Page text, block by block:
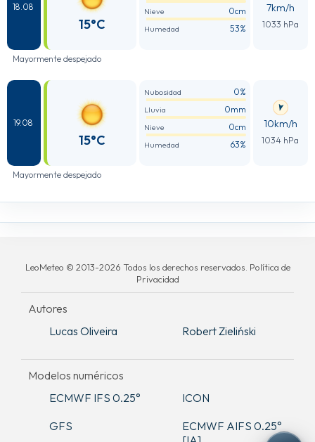
18.08
15°C
Nieve 0cm
Humedad 53%
7km/h
1033 hPa
Mayormente despejado
19.08
15°C
Nubosidad 0%
Lluvia 0mm
Nieve 0cm
Humedad 63%
10km/h
1034 hPa
Mayormente despejado
LeoMeteo © 2013-2026 Todos los derechos reservados. Política de
Privacidad
Autores
Lucas Oliveira
Robert Zieliński
Modelos numéricos
ECMWF IFS 0.25°
ICON
GFS
ECMWF AIFS 0.25°